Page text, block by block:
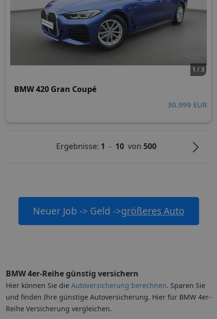
1 / 3
BMW 420 Gran Coupé
30.999 EUR
Ergebnisse: 1 - 10 von500
Neuer Job -> Geld ->größeres Auto
BMW 4er-Reihe günstig versichern
Hier können Sie die Autoversicherung berechnen. Sparen Sie
und finden Ihre günstige Autoversicherung. Hier für BMW 4er-
Reihe Versicherung vergleichen.